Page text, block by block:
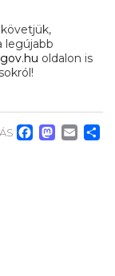
legújabb
oldalon is